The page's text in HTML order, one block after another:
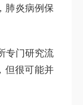
肺炎病例保
专门研究流
但很可能并